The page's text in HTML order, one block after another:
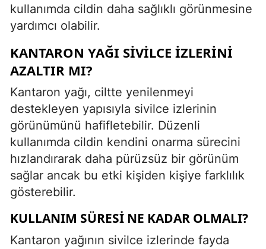
kullanımda cildin daha sağlıklı görünmesine
yardımcı olabilir.
KANTARON YAĞI SIVILCE İZLERINI
AZALTIR MI?
Kantaron yağı, ciltte yenilenmeyi
destekleyen yapısıyla sivilce izlerinin
görünümünü hafifletebilir. Düzenli
kullanımda cildin kendini onarma sürecini
hızlandırarak daha pürüzsüz bir görünüm
sağlar ancak bu etki kişiden kişiye farklılık
gösterebilir.
KULLANIM SÜRESI NE KADAR OLMALI?
Kantaron yağının sivilce izlerinde fayda